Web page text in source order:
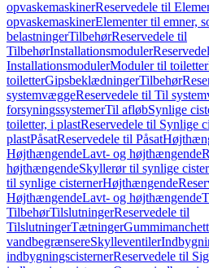
opvaskemaskinerReservedele til
opvaskemaskinerElementer til emner,
belastningerTilbehørReservedele til
TilbehørInstallationsmoduler
InstallationsmodulerModuler til toiletter
toiletterGipsbeklædningerTilbehør
systemvæggeReservedele til Til
forsyningssystemerTil afløbSynlige
toiletter, i plastReservedele til Synlige
plastPåsatReservedele til Påsat
HøjthængendeLavt- og højthængende
højthængendeSkyllerør til synlige
til synlige cisternerHøjthængende
HøjthængendeLavt- og højthængende
TilbehørTilslutningerReservedele til
TilslutningerTætninger
vandbegrænsereSkylleventiler
indbygningscisternerReservedele til